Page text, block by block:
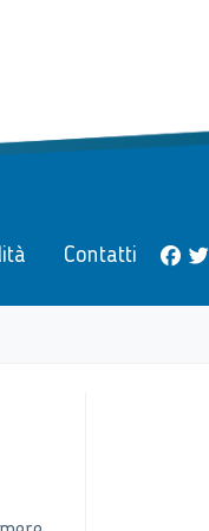
Contatti